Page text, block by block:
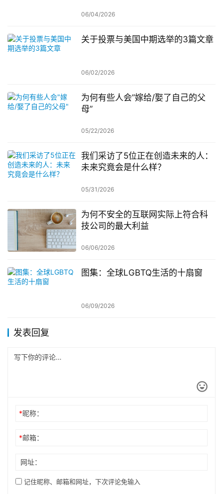
06/04/2026
关于投票与美国中期选举的3篇文章
06/02/2026
为何有些人会”嫁给/娶了自己的父
母”
05/22/2026
我们采访了5位正在创造未来的人：
未来究竟会是什么样？
05/31/2026
为何不安全的互联网实际上符合科
技公司的最大利益
06/06/2026
图集：全球LGBTQ生活的十扇窗
06/09/2026
发表回复
*昵称：
*邮箱：
网址：
记住昵称、邮箱和网址，下次评论免输入